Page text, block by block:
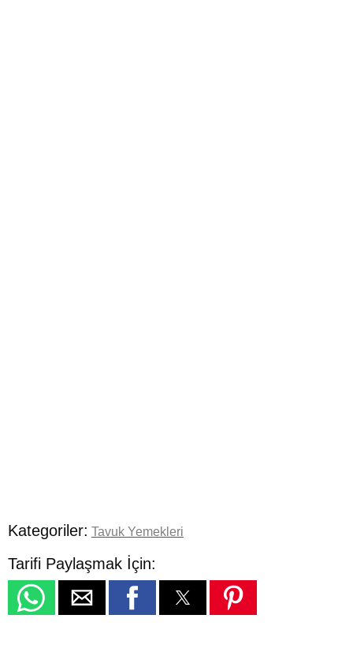
Kategoriler: Tavuk Yemekleri
Tarifi Paylaşmak İçin: